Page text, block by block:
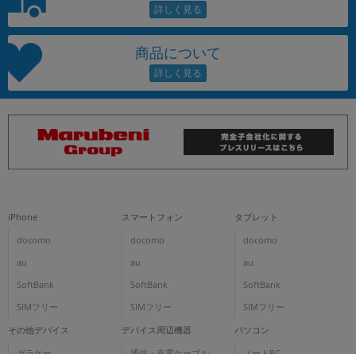
商品について
iPhone
docomo
au
SoftBank
SIMフリー
スマートフォン
docomo
au
SoftBank
SIMフリー
タブレット
docomo
au
SoftBank
SIMフリー
その他デバイス デバイス周辺機器 パソコン